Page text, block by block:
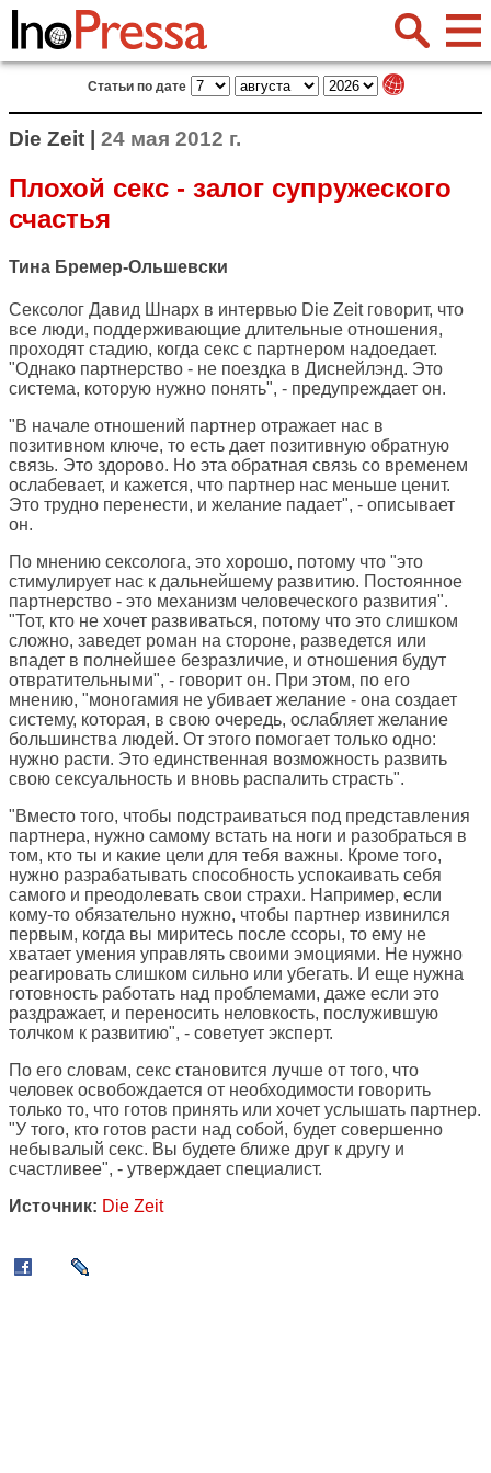
Статьи по дате
Die Zeit | 24 мая 2012 г.
Плохой секс - залог супружеского
счастья
Тина Бремер-Ольшевски
Сексолог Давид Шнарх в интервью Die Zeitговорит, что
все люди, поддерживающие длительные отношения,
проходят стадию, когда секс с партнером надоедает.
"Однако партнерство - не поездка в Диснейлэнд. Это
система, которую нужно понять", - предупреждает он.
"В начале отношений партнер отражает нас в
позитивном ключе, то есть дает позитивную обратную
связь. Это здорово. Но эта обратная связь со временем
ослабевает, и кажется, что партнер нас меньше ценит.
Это трудно перенести, и желание падает", - описывает
он.
По мнению сексолога, это хорошо, потому что "это
стимулирует нас к дальнейшему развитию. Постоянное
партнерство - это механизм человеческого развития".
"Тот, кто не хочет развиваться, потому что это слишком
сложно, заведет роман на стороне, разведется или
впадет в полнейшее безразличие, и отношения будут
отвратительными", - говорит он. При этом, по его
мнению, "моногамия не убивает желание - она создает
систему, которая, в свою очередь, ослабляет желание
большинства людей. От этого помогает только одно:
нужно расти. Это единственная возможность развить
свою сексуальность и вновь распалить страсть".
"Вместо того, чтобы подстраиваться под представления
партнера, нужно самому встать на ноги и разобраться в
том, кто ты и какие цели для тебя важны. Кроме того,
нужно разрабатывать способность успокаивать себя
самого и преодолевать свои страхи. Например, если
кому-то обязательно нужно, чтобы партнер извинился
первым, когда вы миритесь после ссоры, то ему не
хватает умения управлять своими эмоциями. Не нужно
реагировать слишком сильно или убегать. И еще нужна
готовность работать над проблемами, даже если это
раздражает, и переносить неловкость, послужившую
толчком к развитию", - советует эксперт.
По его словам, секс становится лучше от того, что
человек освобождается от необходимости говорить
только то, что готов принять или хочет услышать партнер.
"У того, кто готов расти над собой, будет совершенно
небывалый секс. Вы будете ближе друг к другу и
счастливее", - утверждает специалист.
Источник: Die Zeit